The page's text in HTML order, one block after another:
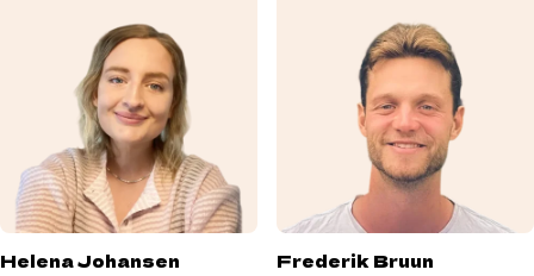
Helena Johansen Frederik Bruun